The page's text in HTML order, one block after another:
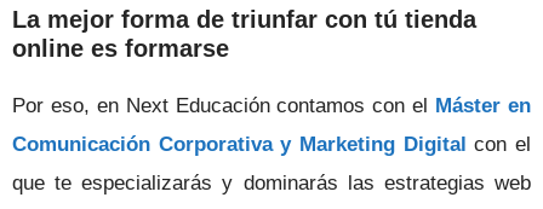
La mejor forma de triunfar con tú tienda
online es formarse
Por eso, en Next Educación contamos con el
Máster en
Comunicación Corporativa y Marketing Digitalcon el
que te especializarás y dominarás las estrategias web